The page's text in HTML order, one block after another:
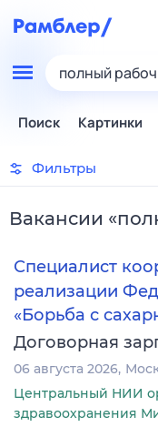
полный
Поиск Картинки
Фильтры
Вакансии «
Специалист
реализации
«Борьба с
Договорная
06 августа 2026
Центральный НИИ
здравоохранения